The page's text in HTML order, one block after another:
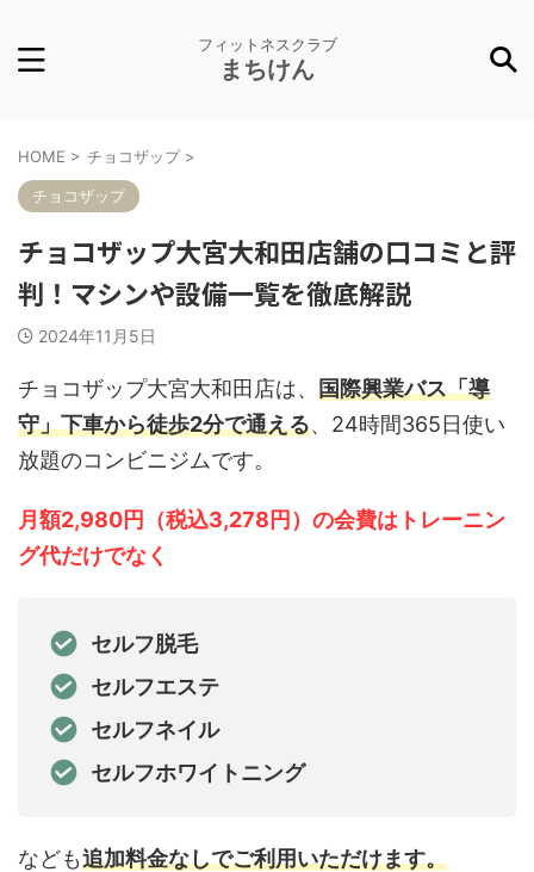
フィットネスクラブ
まちけん
HOME > チョコザップ >
チョコザップ
チョコザップ大宮大和田店舗の口コミと評
判！マシンや設備一覧を徹底解説
2024年11月5日
チョコザップ大宮大和田店は、 国際興業バス「導
守」下車から徒歩2分で通える、24時間365日使い
放題のコンビニジムです。
月額2,980円（税込3,278円）の会費はトレーニン
グ代だけでなく
セルフ脱毛
セルフエステ
セルフネイル
セルフホワイトニング
なども追加料金なしでご利用いただけます。